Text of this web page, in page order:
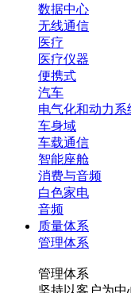
数据中心
无线通信
医疗
医疗仪器
便携式
汽车
电气化和动力系
车身域
车载通信
智能座舱
消费与音频
白色家电
音频
质量体系
管理体系
管理体系
坚持以客户为